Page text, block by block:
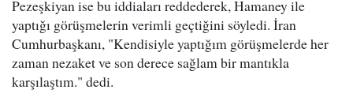
Pezeşkiyan ise bu iddiaları reddederek, Hamaney ile
yaptığı görüşmelerin verimli geçtiğini söyledi. İran
Cumhurbaşkanı, "Kendisiyle yaptığım görüşmelerde her
zaman nezaket ve son derece sağlam bir mantıkla
karşılaştım." dedi.